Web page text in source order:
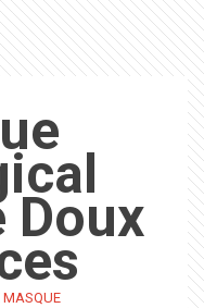
Doux
MASQUE